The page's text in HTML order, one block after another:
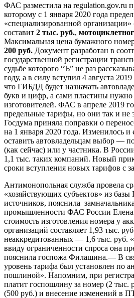
ФАС разместила на regulation.gov.ru
которому с 1 января 2020 года
«специализированной организации»
составит 2 тыс. руб.,
Максимальная цена бумажного
200 руб. Документ разработан в
государственной регистрации
судьбе которого “Ъ” не раз
году, а в силу вступил 4 августа
что ГИБДД будет назначать
букв и цифр, а сами пластины нужно
изготовителей. ФАС в апреле 2019
предельные тарифы, но они так и не
Госдума приняла поправки о
на 1 января 2020 года. Изменилось
оставить автовладельцам выбор —
(как сейчас) или у частника. В
1,1 тыс. таких компаний. Новый
сроки вступления новых тарифов с
Антимонопольная служба провела
«хозяйствующих субъектов» из
источников, пояснила
промышленности ФАС России
стоимость изготовления номера у
организаций составляет 1,93 тыс.
неаккредитованных — 1,6 тыс. руб.
ввиду ограниченности спроса она
пояснила госпожа Филашина.— В
уровень тарифа был установлен по
пошлиной». Напомним, при
платит госпошлину за номер (2 тыс.
(500 руб.) и внесение изменений в